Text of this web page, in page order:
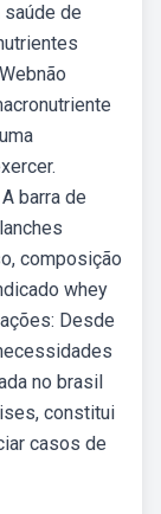
de
barra de
composição
whey
Desde
no brasil
constitui
casos de